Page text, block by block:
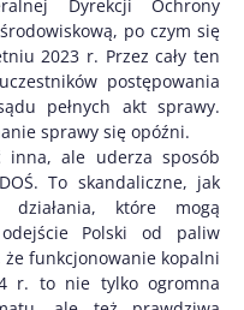
Dyrekcji Ochrony
po czym się
2023 r. Przez cały ten
postępowania
pełnych akt sprawy.
sprawy się opóźni.
inna, ale uderza sposób
To skandaliczne, jak
które mogą
Polski od paliw
że funkcjonowanie kopalni
r. to nie tylko ogromna